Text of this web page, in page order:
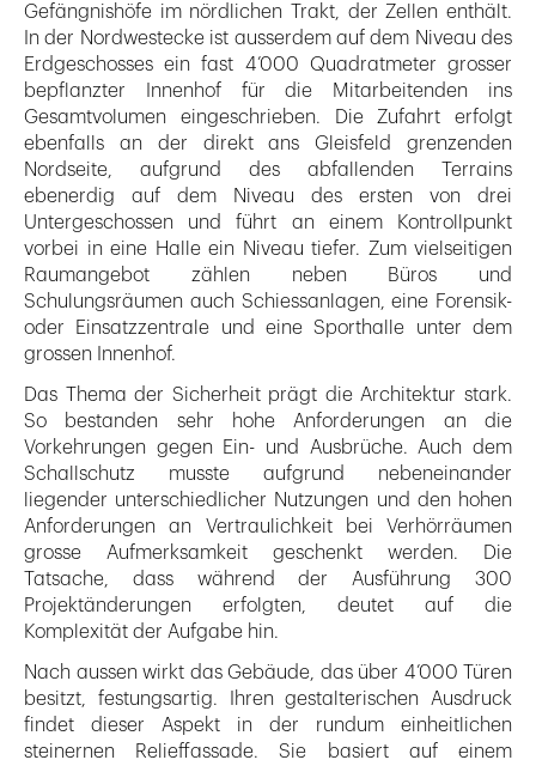
Gefängnishöfe im nördlichen Trakt, der Zellen enthält.
In der Nordwestecke ist ausserdem auf dem Niveau des
Erdgeschosses ein fast 4’000 Quadratmeter grosser
bepflanzter Innenhof für die Mitarbeitenden ins
Gesamtvolumen eingeschrieben. Die Zufahrt erfolgt
ebenfalls an der direkt ans Gleisfeld grenzenden
Nordseite, aufgrund des abfallenden Terrains
ebenerdig auf dem Niveau des ersten von drei
Untergeschossen und führt an einem Kontrollpunkt
vorbei in eine Halle ein Niveau tiefer. Zum vielseitigen
Raumangebot zählen neben Büros und
Schulungsräumen auch Schiessanlagen, eine Forensik-
oder Einsatzzentrale und eine Sporthalle unter dem
grossen Innenhof.
Das Thema der Sicherheit prägt die Architektur stark.
So bestanden sehr hohe Anforderungen an die
Vorkehrungen gegen Ein- und Ausbrüche. Auch dem
Schallschutz musste aufgrund nebeneinander
liegender unterschiedlicher Nutzungen und den hohen
Anforderungen an Vertraulichkeit bei Verhörräumen
grosse Aufmerksamkeit geschenkt werden. Die
Tatsache, dass während der Ausführung 300
Projektänderungen erfolgten, deutet auf die
Komplexität der Aufgabe hin.
Nach aussen wirkt das Gebäude, das über 4’000 Türen
besitzt, festungsartig. Ihren gestalterischen Ausdruck
findet dieser Aspekt in der rundum einheitlichen
steinernen Relieffassade. Sie basiert auf einem